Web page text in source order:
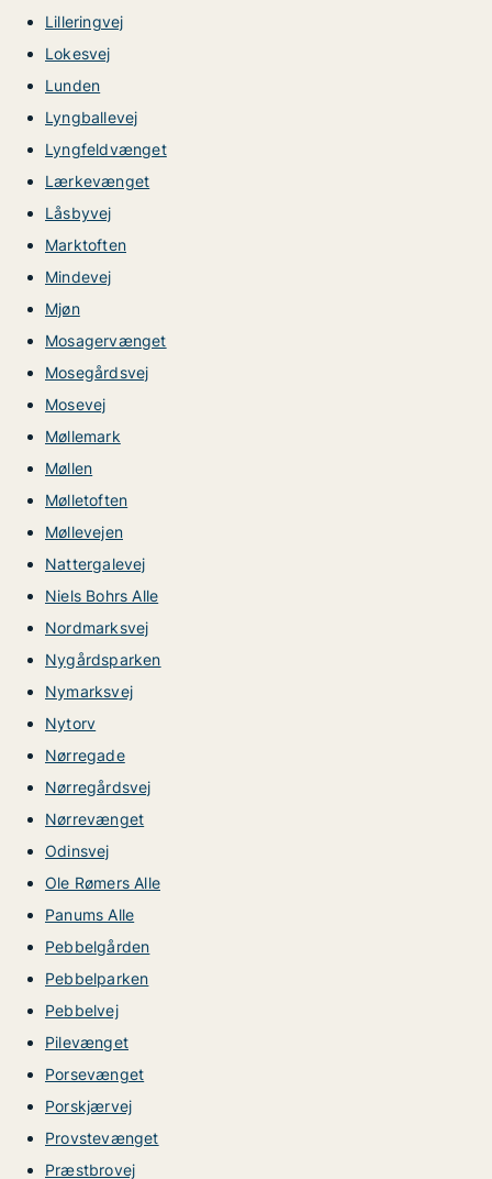
Lilleringvej
Lokesvej
Lunden
Lyngballevej
Lyngfeldvænget
Lærkevænget
Låsbyvej
Marktoften
Mindevej
Mjøn
Mosagervænget
Mosegårdsvej
Mosevej
Møllemark
Møllen
Mølletoften
Møllevejen
Nattergalevej
Niels Bohrs Alle
Nordmarksvej
Nygårdsparken
Nymarksvej
Nytorv
Nørregade
Nørregårdsvej
Nørrevænget
Odinsvej
Ole Rømers Alle
Panums Alle
Pebbelgården
Pebbelparken
Pebbelvej
Pilevænget
Porsevænget
Porskjærvej
Provstevænget
Præstbrovej